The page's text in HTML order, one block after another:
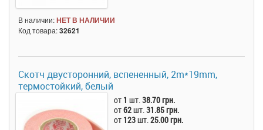
В наличии:НЕТ В НАЛИЧИИ
Код товара:32621
Скотч двусторонний, вспененный, 2m*19mm,
термостойкий, белый
от 1 шт.38.70 грн.
от62шт.31.85 грн.
от 123шт.25.00 грн.